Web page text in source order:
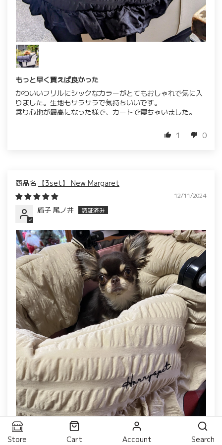
もっと早く買えば良かった
かわいいフリルにシックなカラーがとてもおしゃれで気に入
りました。生地もサラサラで気持ちいいです。
乗り心地が最高になった様で、カートで寝ちゃいました。
1 0
【3set】 New Margaret
12/11/2024
盾子 尾ノ井
Store Cart Account Search